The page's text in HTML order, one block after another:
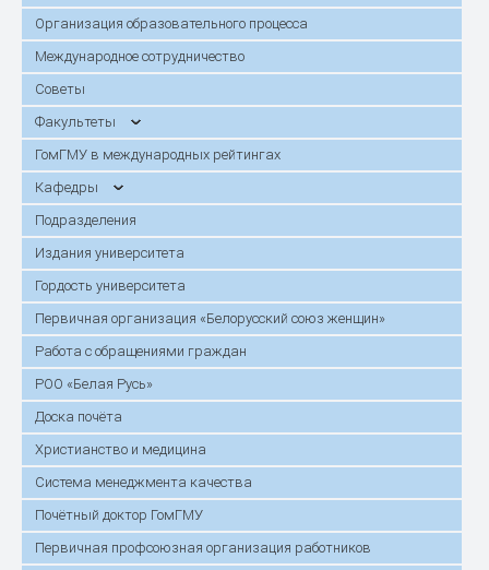
Организация образовательного процесса
Международное сотрудничество
Советы
Факультеты
ГомГМУ в международных рейтингах
Кафедры
Подразделения
Издания университета
Гордость университета
Первичная организация «Белорусский союз женщин»
Работа с обращениями граждан
РОО «Белая Русь»
Доска почёта
Христианство и медицина
Система менеджмента качества
Почётный доктор ГомГМУ
Первичная профсоюзная организация работников